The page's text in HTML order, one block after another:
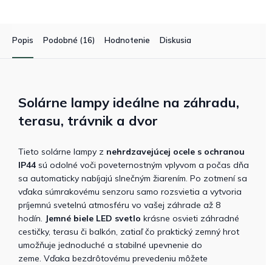
Popis Podobné (16) Hodnotenie Diskusia
Solárne lampy ideálne na záhradu,
terasu, trávnik a dvor
Tieto solárne lampy z nehrdzavejúcej ocele s ochranou
IP44 sú odolné voči poveternostným vplyvom a počas dňa
sa automaticky nabíjajú slnečným žiarením. Po zotmení sa
vďaka súmrakovému senzoru samo rozsvietia a vytvoria
príjemnú svetelnú atmosféru vo vašej záhrade až 8
hodín.
Jemné biele LED svetlo krásne osvieti záhradné
cestičky, terasu či balkón, zatiaľ čo praktický zemný hrot
umožňuje jednoduché a stabilné upevnenie do
zeme. Vďaka bezdrôtovému prevedeniu môžete